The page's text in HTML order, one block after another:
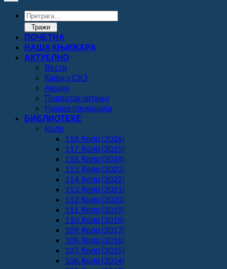
Products
search
Тражи
ПОЧЕТНА
НАША КЊИЖАРА
АКТУЕЛНО
Вести
Кафа у СКЗ
Акције
Повратак читању
Најаве промоција
БИБЛИОТЕКЕ
Koло
118. Коло (2026)
117. Коло (2025)
116. Коло (2024)
115. Коло (2023)
114. Коло (2022)
113. Коло (2021)
112. Коло (2020)
111. Коло (2019)
110. Коло (2018)
109. Коло (2017)
108. Коло (2016)
107. Коло (2015)
106. Коло (2014)